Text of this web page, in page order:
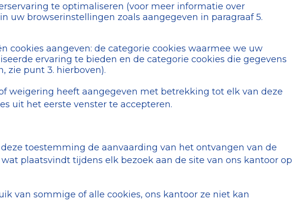
te optimaliseren (voor meer informatie over
uw browserinstellingen zoals aangegeven in paragraaf 5.
aangeven: de categorie cookies waarmee we uw
ervaring te bieden en de categorie cookies die gegevens
zie punt 3. hierboven).
weigering heeft aangegeven met betrekking tot elk van deze
uit het eerste venster te accepteren.
toestemming de aanvaarding van het ontvangen van de
plaatsvindt tijdens elk bezoek aan de site van ons kantoor op
van sommige of alle cookies, ons kantoor ze niet kan